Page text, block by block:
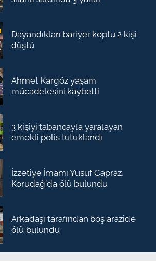
Dayandıkları bariyer koptu 2 kişi
düştü
Ahmet Kargöz yaşam
mücadelesini kaybetti
3 kişiyi tabancayla yaralayan
emekli polis tutuklandı
İzzetiye İmamı Yusuf Çapraz,
Korudağ'da ölü bulundu
Arkadaşı tarafından boş arazide
ölü bulundu